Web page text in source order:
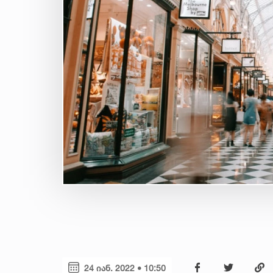
24 იან. 2022 • 10:50